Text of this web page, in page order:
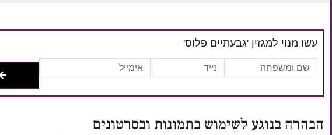
עשו מנוי למגזין 'גבעתיים פלוס'
הבהרה בנוגע לשימוש בתמונות ובסרטונים